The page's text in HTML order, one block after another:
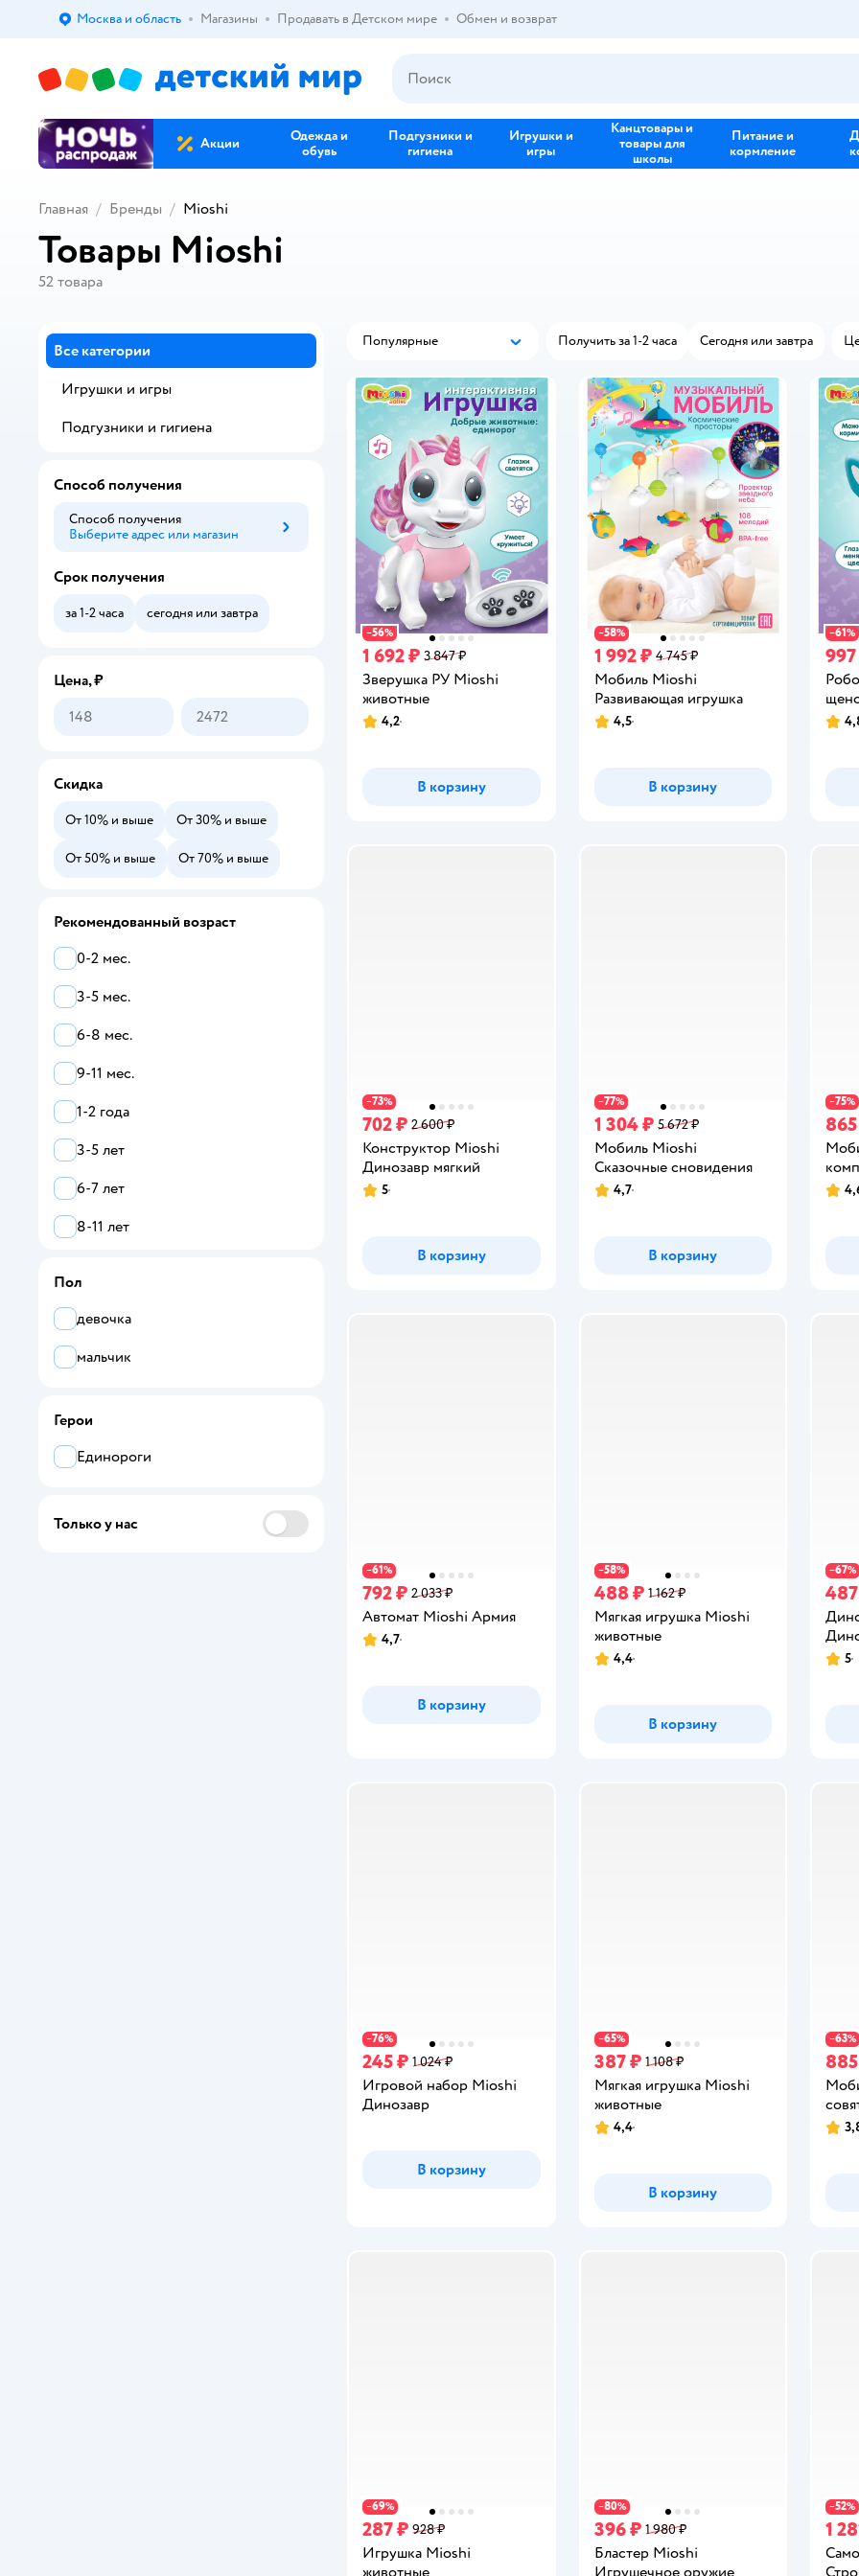
Выбор адреса доставки.
Москва и область Магазины Продавать в Детском мире Обмен и возврат
Акции
Одежда и
обувь
Подгузники и
гигиена
Игрушки и
игры
Канцтовары и
товары для
школы
Питание и
кормление
Главная Бренды Mioshi
Товары Mioshi
52 товара
Популярные
Популярные Получить за 1-2 часа Сегодня или завтра
−56%
1 692 ₽ 3 847 ₽
Зверушка РУ Mioshi
животные
Рейтинг:
4,2
В корзину
−58%
1 992 ₽ 4 745 ₽
Мобиль Mioshi
Развивающая игрушка
Рейтинг:
4,5
В корзину
−61 %
−73%
702 ₽ 2 600 ₽
Конструктор Mioshi
Динозавр мягкий
Рейтинг:
5
В корзину
−77%
1 304 ₽ 5 672 ₽
Мобиль Mioshi
Сказочные сновидения
Рейтинг:
4,7
В корзину
−75%
−61%
792 ₽ 2 033 ₽
Автомат Mioshi Армия
Рейтинг:
4,7
В корзину
−58%
488 ₽ 1 162 ₽
Мягкая игрушка Mioshi
животные
Рейтинг:
4,4
В корзину
−67%
5
−76%
245 ₽ 1 024 ₽
Игровой набор Mioshi
Динозавр
В корзину
−65%
387 ₽ 1 108 ₽
Мягкая игрушка Mioshi
животные
Рейтинг:
4,4
В корзину
−63%
−69%
287 ₽ 928 ₽
Игрушка Mioshi
−80%
396 ₽ 1 980 ₽
Бластер Mioshi
−52%
1
Все категории
Игрушки и игры
Подгузники и гигиена
Способ получения
Способ получения
Выберите адрес или магазин
Способ получения
Срок получения
за 1-2 часа сегодня или завтра
Цена, ₽
Скидка
От 10% и выше От 30% и выше
От 50% и выше От 70% и выше
Рекомендованный возраст
0-2 мес.
3-5 мес.
6-8 мес.
9-11 мес.
1-2 года
3-5 лет
6-7 лет
8-11 лет
Пол
девочка
мальчик
Герои
Единороги
Только у нас